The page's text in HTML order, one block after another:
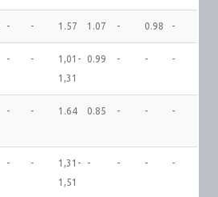
- - 1.57 1.07 - 0.98 -
- -
1,01-
1,31
0.99 - - -
- - 1.64 0.85 - - -
- -
1,31-
1,51
- - - -